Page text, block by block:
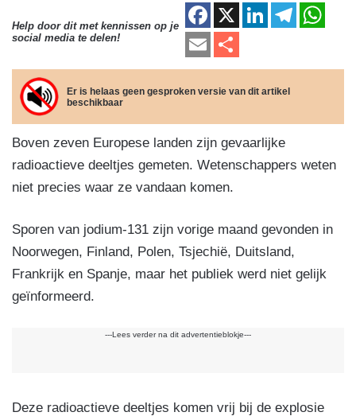
Help door dit met kennissen op je
social media te delen!
F
a
c
e
b
o
o
k
X
Li
k
e
dI
n
T
e
a
at
A
p
E
m
ail
el
e
n
Er is helaas geen gesproken versie van dit artikel
beschikbaar
Boven zeven Europese landen zijn gevaarlijke
radioactieve deeltjes gemeten. Wetenschappers weten
niet precies waar ze vandaan komen.
Sporen van jodium-131 zijn vorige maand gevonden in
Noorwegen, Finland, Polen, Tsjechië, Duitsland,
Frankrijk en Spanje, maar het publiek werd niet gelijk
geïnformeerd.
---Lees verder na dit advertentieblokje---
Deze radioactieve deeltjes komen vrij bij de explosie